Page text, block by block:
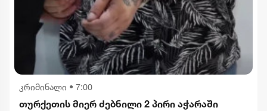
კრიმინალი • 7:00
თურქეთის მიერ ძებნილი 2 პირი აჭარაში